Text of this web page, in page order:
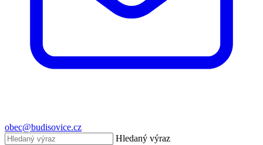
obec@budisovice.cz
Hledaný výraz